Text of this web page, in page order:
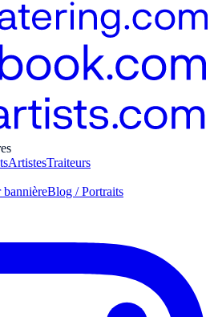
ArtistesTraiteurs
bannièreBlog / Portraits